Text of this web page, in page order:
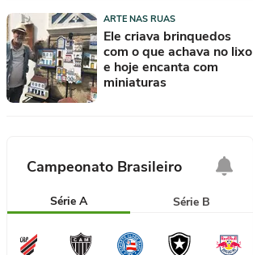
José Saramago sobre o isolamento
ARTE NAS RUAS
Ele criava brinquedos
com o que achava no lixo
e hoje encanta com
miniaturas
Campeonato Brasileiro
Série A Série B